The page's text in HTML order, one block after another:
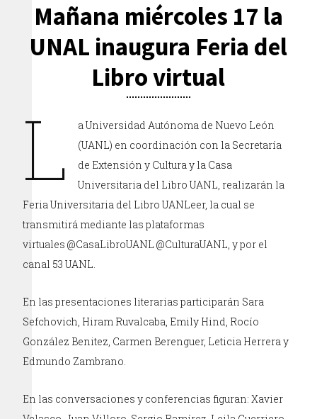
Mañana miércoles 17 la
UNAL inaugura Feria del
Libro virtual
L
a Universidad Autónoma de Nuevo León
(UANL) en coordinación con la Secretaría
de Extensión y Cultura y la Casa
Universitaria del Libro UANL, realizarán la
Feria Universitaria del Libro UANLeer, la cual se
transmitirá mediante las plataformas
virtuales @CasaLibroUANL @CulturaUANL, y por el
canal 53 UANL.
En las presentaciones literarias participarán Sara
Sefchovich, Hiram Ruvalcaba, Emily Hind, Rocío
González Benitez, Carmen Berenguer, Leticia Herrera y
Edmundo Zambrano.
En las conversaciones y conferencias figuran: Xavier